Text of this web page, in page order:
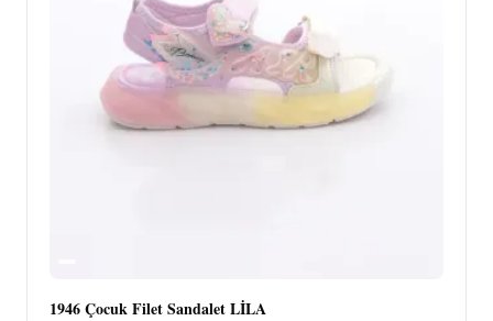
1946 Çocuk Filet Sandalet LİLA